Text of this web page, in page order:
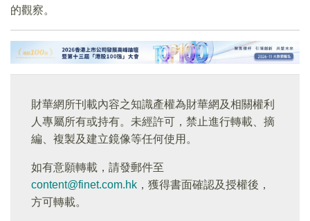
的觀察。
財華網所刊載內容之知識產權為財華網及相關權利
人專屬所有或持有。未經許可，禁止進行轉載、摘
編、複製及建立鏡像等任何使用。
如有意願轉載，請發郵件至
content@finet.com.hk ，獲得書面確認及授權後，
方可轉載。